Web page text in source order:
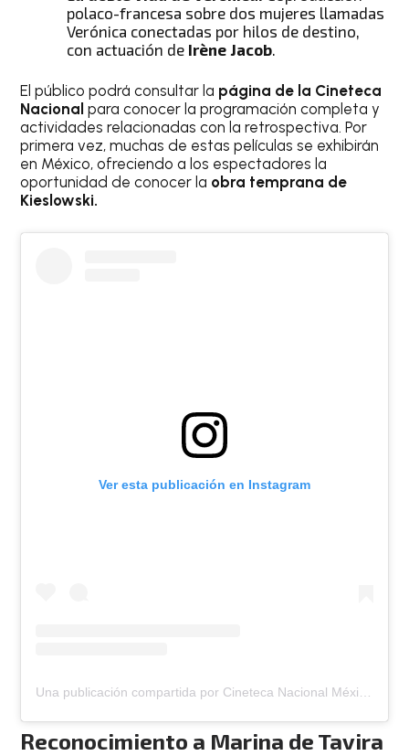
polaco-francesa sobre dos mujeres llamadas
Verónica conectadas por hilos de destino,
con actuación de Irène Jacob
El público podrá consultar la página de la Cineteca
Nacional para conocer la programación completa y
actividades relacionadas con la retrospectiva. Por
primera vez, muchas de estas películas se exhibirán
en México, ofreciendo a los espectadores la
oportunidad de conocer la obra temprana de
Kieslowski.
Ver esta publicación en Instagram
Reconocimiento a Marina de Tavira